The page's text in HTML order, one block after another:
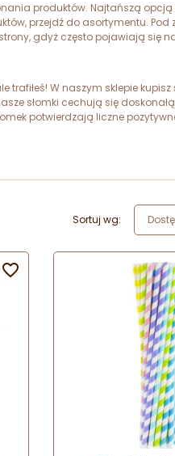
produktów. Najtańszą opcją
przejdź do asortymentu. Pod
gdyż często pojawiają się
W naszym sklepie kupisz
słomki cechują się
potwierdzają liczne
Sortuj wg:
